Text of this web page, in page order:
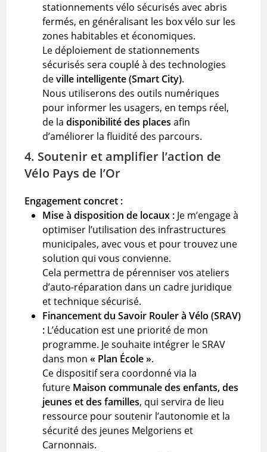
stationnements vélo sécurisés avec abris
fermés, en généralisant les box vélo sur les
zones habitables et économiques.
Le déploiement de stationnements
sécurisés sera couplé à des technologies
deville intelligente (Smart City).
Nous utiliserons des outils numériques
pour informer les usagers, en temps réel,
de ladisponibilité des places afin
d’améliorer la fluidité des parcours.
4. Soutenir et amplifier l’action de
Vélo Pays de l’Or
Engagement concret :
Mise à disposition de locaux : Je m’engage à
optimiser l’utilisation des infrastructures
municipales, avec vous et pour trouvez une
solution qui vous convienne.
Cela permettra de pérenniser vos ateliers
d’auto-réparation dans un cadre juridique
et technique sécurisé.
Financement du Savoir Rouler à Vélo (SRAV)
: L’éducation est une priorité de mon
programme. Je souhaite intégrer le SRAV
dans mon« Plan École ».
Ce dispositif sera coordonné via la
future Maison communale des enfants, des
jeunes et des familles, qui servira de lieu
ressource pour soutenir l’autonomie et la
sécurité des jeunes Melgoriens et
Carnonnais.